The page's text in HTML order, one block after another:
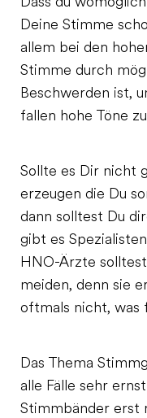
Deine Stimme
allem bei den
Stimme durch
Beschwerden ist,
fallen hohe Töne
Sollte es Dir nicht
erzeugen die Du
dann solltest Du
gibt es
HNO-Ärzte
meiden, denn sie
oftmals nicht, was
Das Thema
alle Fälle sehr
Stimmbänder erst